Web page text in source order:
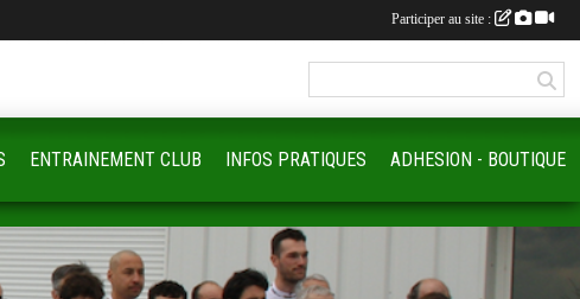
ENTRAINEMENT CLUB INFOS PRATIQUES ADHESION - BOUTIQUE
Participer au site :